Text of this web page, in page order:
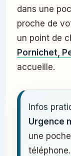
dans une
proche de
un point de
Pornichet,
accueille.
Infos
Urgence
une